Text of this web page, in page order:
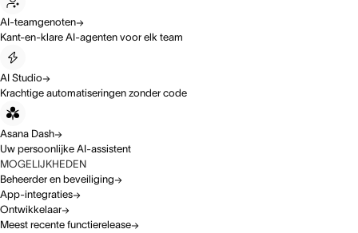
AI-teamgenoten
Kant-en-klare AI-agenten voor elk team
AI Studio
Krachtige automatiseringen zonder code
Asana Dash
Uw persoonlijke AI-assistent
MOGELIJKHEDEN
Beheerder en beveiliging
App-integraties
Ontwikkelaar
Meest recente functierelease